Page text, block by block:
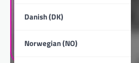
Danish (DK)
Norwegian (NO)